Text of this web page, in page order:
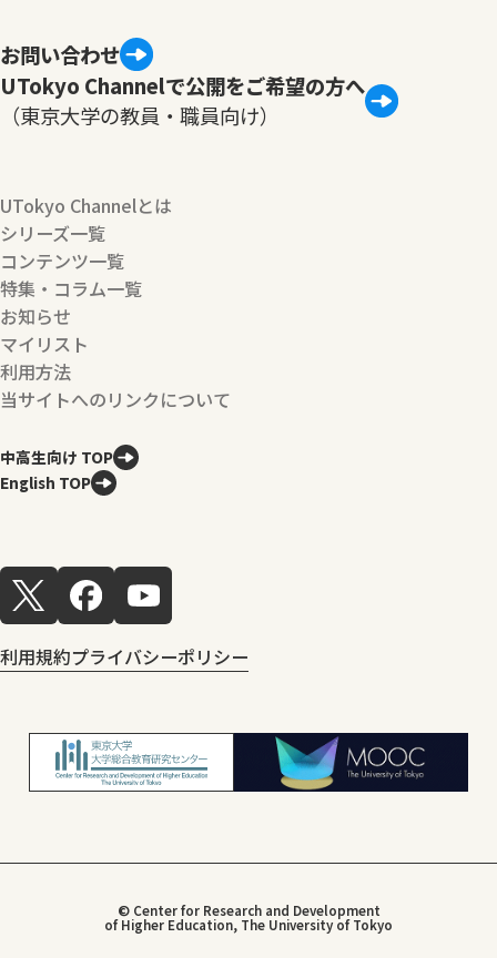
お問い合わせ
UTokyo Channelで公開をご希望の方へ
（東京大学の教員・職員向け）
UTokyo Channelとは
シリーズ一覧
コンテンツ一覧
特集・コラム一覧
お知らせ
マイリスト
利用方法
当サイトへのリンクについて
中高生向け TOP
English TOP
利用規約プライバシーポリシー
© Center for Research and Development
of Higher Education, The University of Tokyo